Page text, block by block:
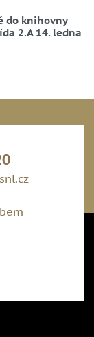
do knihovny
2.A 14. ledna